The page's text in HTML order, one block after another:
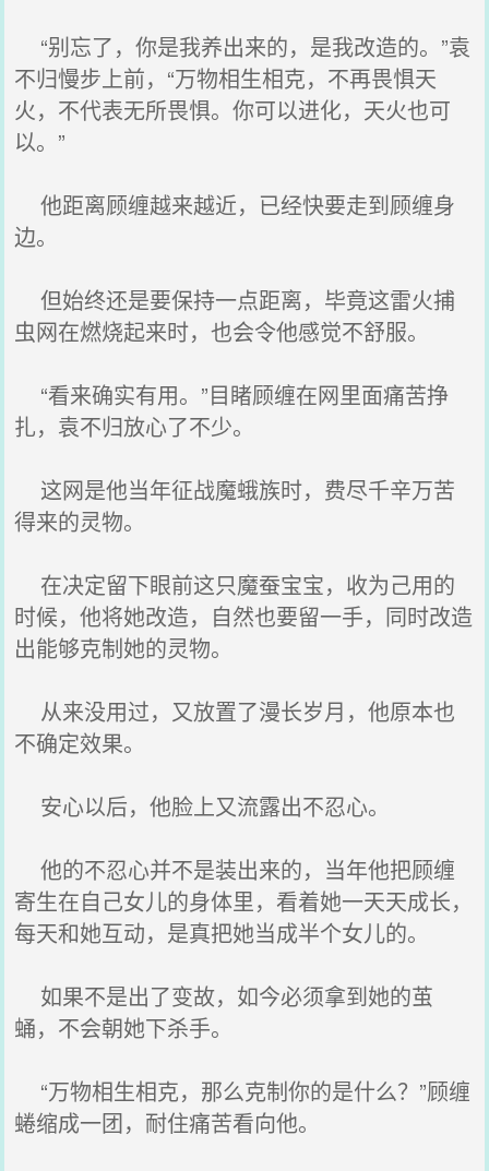
“别忘了，你是我养出来的，是我改造的。”袁
不归慢步上前，“万物相生相克，不再畏惧天
火，不代表无所畏惧。你可以进化，天火也可
以。”
他距离顾缠越来越近，已经快要走到顾缠身
边。
但始终还是要保持一点距离，毕竟这雷火捕
虫网在燃烧起来时，也会令他感觉不舒服。
“看来确实有用。”目睹顾缠在网里面痛苦挣
扎，袁不归放心了不少。
这网是他当年征战魔蛾族时，费尽千辛万苦
得来的灵物。
在决定留下眼前这只魔蚕宝宝，收为己用的
时候，他将她改造，自然也要留一手，同时改造
出能够克制她的灵物。
从来没用过，又放置了漫长岁月，他原本也
不确定效果。
安心以后，他脸上又流露出不忍心。
他的不忍心并不是装出来的，当年他把顾缠
寄生在自己女儿的身体里，看着她一天天成长，
每天和她互动，是真把她当成半个女儿的。
如果不是出了变故，如今必须拿到她的茧
蛹，不会朝她下杀手。
“万物相生相克，那么克制你的是什么？”顾缠
蜷缩成一团，耐住痛苦看向他。